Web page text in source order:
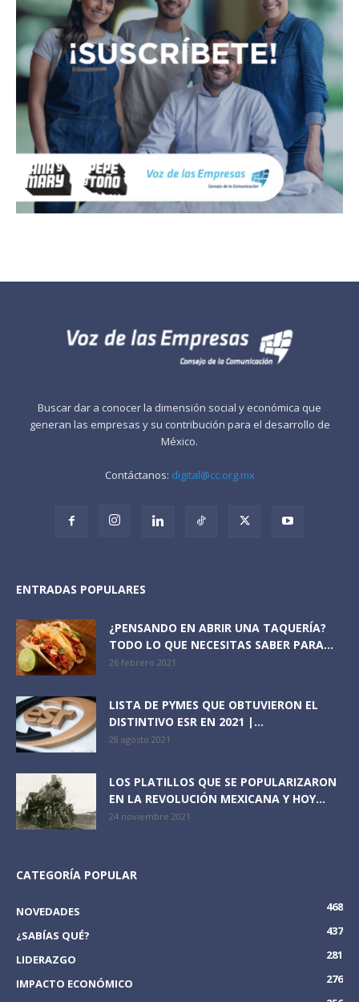
Buscar dar a conocer la dimensión social y económica que
generan las empresas y su contribución para el desarrollo de
México.
Contáctanos: digital@cc.org.mx
ENTRADAS POPULARES
¿PENSANDO EN ABRIR UNA TAQUERÍA?
TODO LO QUE NECESITAS SABER PARA...
26 febrero 2021
LISTA DE PYMES QUE OBTUVIERON EL
DISTINTIVO ESR EN 2021 |...
28 agosto 2021
LOS PLATILLOS QUE SE POPULARIZARON
EN LA REVOLUCIÓN MEXICANA Y HOY...
24 noviembre 2021
CATEGORÍA POPULAR
NOVEDADES
468
¿SABÍAS QUÉ?
437
LIDERAZGO
281
IMPACTO ECONÓMICO
276